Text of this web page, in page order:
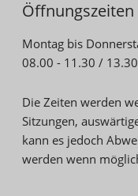
Öffnungszeiten
Montag bis
08.00 - 11.30 /
Die Zeiten werden
Sitzungen,
kann es jedoch
werden wenn